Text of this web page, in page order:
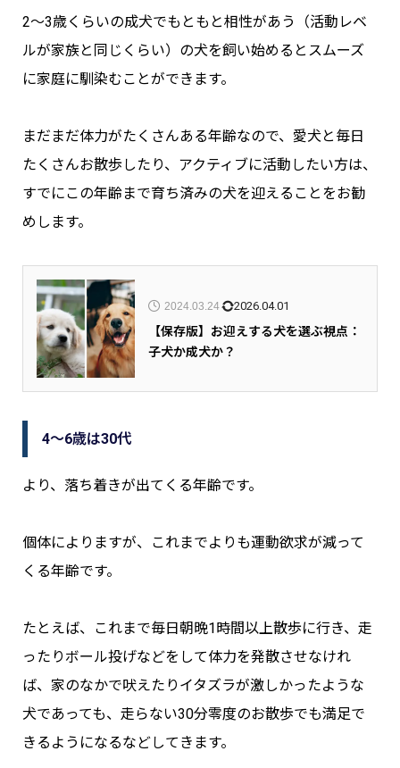
2～3歳くらいの成犬でもともと相性があう（活動レベ
ルが家族と同じくらい）の犬を飼い始めるとスムーズ
に家庭に馴染むことができます。
まだまだ体力がたくさんある年齢なので、愛犬と毎日
たくさんお散歩したり、アクティブに活動したい方は、
すでにこの年齢まで育ち済みの犬を迎えることをお勧
めします。
2024.03.24 2026.04.01
【保存版】お迎えする犬を選ぶ視点：
子犬か成犬か？
4～6歳は30代
より、落ち着きが出てくる年齢です。
個体によりますが、これまでよりも運動欲求が減って
くる年齢です。
たとえば、これまで毎日朝晩1時間以上散歩に行き、走
ったりボール投げなどをして体力を発散させなけれ
ば、家のなかで吠えたりイタズラが激しかったような
犬であっても、走らない30分零度のお散歩でも満足で
きるようになるなどしてきます。